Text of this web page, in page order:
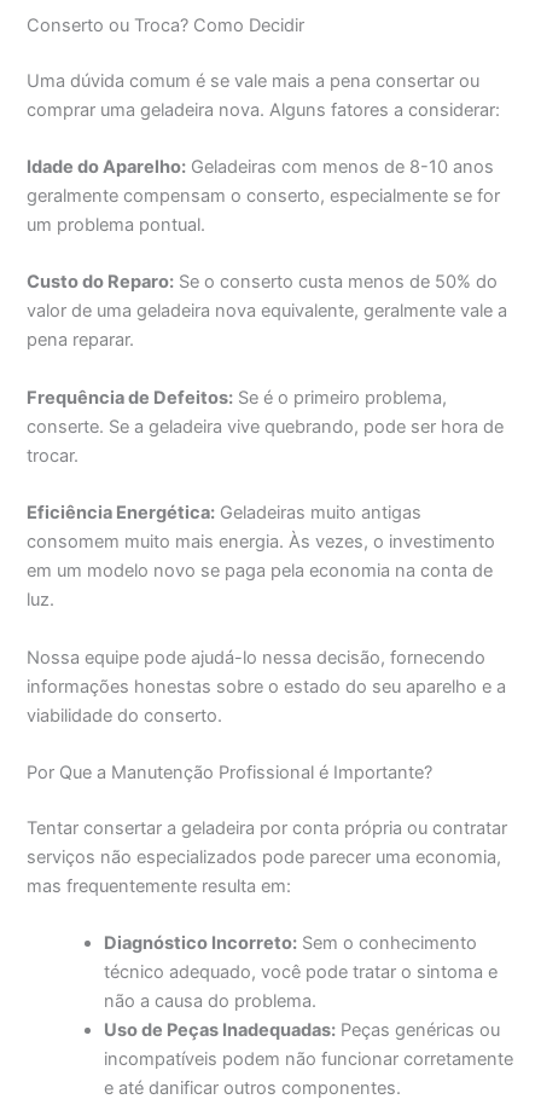
Conserto ou Troca? Como Decidir
Uma dúvida comum é se vale mais a pena consertar ou
comprar uma geladeira nova. Alguns fatores a considerar:
Idade do Aparelho: Geladeiras com menos de 8-10 anos
geralmente compensam o conserto, especialmente se for
um problema pontual.
Custo do Reparo: Se o conserto custa menos de 50% do
valor de uma geladeira nova equivalente, geralmente vale a
pena reparar.
Frequência de Defeitos: Se é o primeiro problema,
conserte. Se a geladeira vive quebrando, pode ser hora de
trocar.
Eficiência Energética: Geladeiras muito antigas
consomem muito mais energia. Às vezes, o investimento
em um modelo novo se paga pela economia na conta de
luz.
Nossa equipe pode ajudá-lo nessa decisão, fornecendo
informações honestas sobre o estado do seu aparelho e a
viabilidade do conserto.
Por Que a Manutenção Profissional é Importante?
Tentar consertar a geladeira por conta própria ou contratar
serviços não especializados pode parecer uma economia,
mas frequentemente resulta em:
Diagnóstico Incorreto: Sem o conhecimento
técnico adequado, você pode tratar o sintoma e
não a causa do problema.
Uso de Peças Inadequadas: Peças genéricas ou
incompatíveis podem não funcionar corretamente
e até danificar outros componentes.